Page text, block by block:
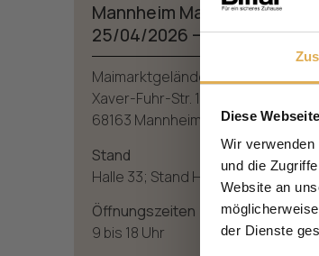
Diese
Wir
und die
Website an
der Dienste
Mannheim Maimarkt
25/04/2026 – 05/05/2026
Maimarktgelände
Xaver-Fuhr-Str. 101
68163 Mannheim
Stand
Halle 33; Stand H33-211
Öffnungszeiten
9 bis 18 Uhr